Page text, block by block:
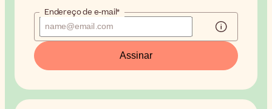
Endereço de e-mail*
Assinar